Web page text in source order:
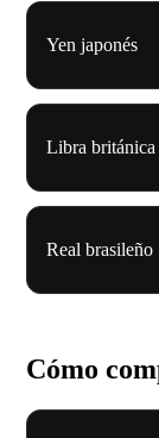
Yen japonés
Libra británica
Real brasileño
Cómo